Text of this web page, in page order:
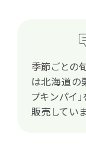
季節ごとの
は北海道の
プキンパイ
販売していま